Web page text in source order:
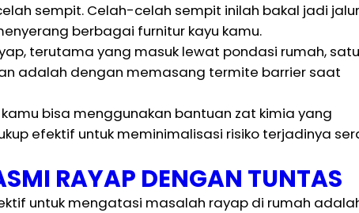
sempit. Celah-celah sempit inilah bakal jadi
berbagai furnitur kayu kamu.
terutama yang masuk lewat pondasi rumah,
adalah dengan memasang termite barrier saat
bisa menggunakan bantuan zat kimia yang
efektif untuk meminimalisasi risiko terjadinya
RAYAP DENGAN TUNTAS
untuk mengatasi masalah rayap di rumah